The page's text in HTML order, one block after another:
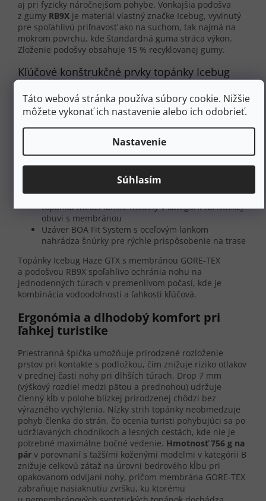
Táto webová stránka používa súbory cookie. Nižšie
môžete vykonať ich nastavenie alebo ich odobrieť.
Nastavenie
Súhlasím
aj pri fyzicky náročnejšom pohybe. Vonkajšia podošva
z gumy RB9X je materiál vlastný značke Icebug, vyvinutý
pre spoľahlivú priľnavosť ako na suchom, tak najmä na
mokrom povrchu, kde štandardná guma stráca výkon.
Zloženie podošvy obsahuje 15 % recyklovanej gumy.
Kľúčové konštrukčné prvky topánky Icebug
Haze GTX
Membrána GORE-TEX zabezpečuje vodoodolnosť
pri zachovaní priedušnosti
PodošvaRB9X grip rubberposkytuje trakciu na
mokrých kameňoch, koreňoch aj lesných cestách
Drop 7 mm zodpovedá klasickému turistickému
profilu, vhodný na prechod z konvenčných topánok
Hmotnosť páru 756 g vo veľkosti UK8/EU42 radí
topánku medzi ľahšie modely v kategórii turistickej
obuvi s membránou
Uzáver BOA Fit System s oceľovým lankom
nahrádza šnúrky pre rýchle prispôsobenie na trase
Topánky Icebug Haze GTX s membránou GORE-TEX
a podošvou RB9X spoľahlivo ochránia nohu na
jednodenných túrach v premenlivom počasí, kde je
kombinácia vodoodolnosti a ľahkosti kľúčová.
Ergonómia a dlhodobý komfort pri
ľahkej turistike
Priestranná špička umožňuje prirodzené rozloženie
prstov pri kontakte s podložkou, čím znižuje riziko otlakov
v prednej časti nohy pri dlhších túrach. Drop 7 mm
(výškový rozdiel medzi pätou a prednohou) udržuje
členný kĺb v polohe blízkej prirodzenej chôdzi bez
výrazného vychýlenia. Nízky strih topánky neobmedzuje
pohyb členka do strán, čo ocenia turisti pohybujúci sa po
udržiavaných chodníkoch a lesných cestách, kde nie je
potrebné maximálne bočné vedenie. Hmotnosť 756 g na
pár v porovnaní s ťažšími koženými modelmi v kategórii B
znižuje celkovú záťaž na úrovni bedrového kĺbu pri
opakovanom odvíjaní nohy, pričom membrána GORE-TEX
zabraňuje nasiaknutiu zvršku, ku ktorému